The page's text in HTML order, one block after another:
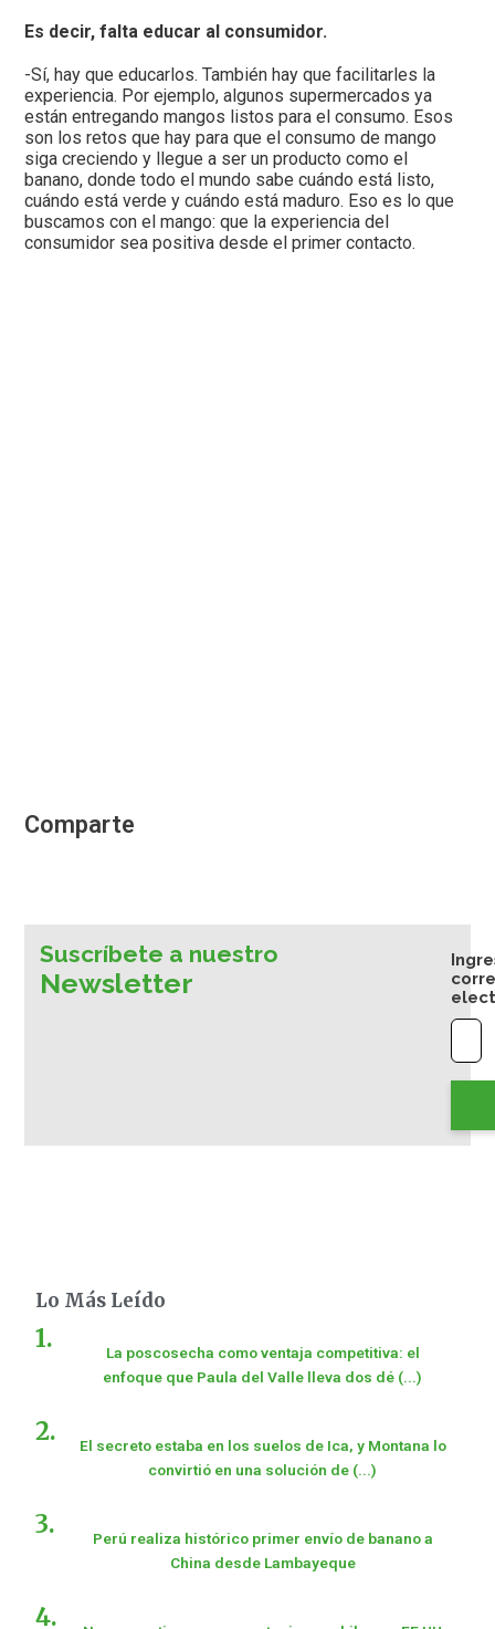
Comparte
Es decir, falta educar al consumidor.
-Sí, hay que educarlos. También hay que facilitarles la
experiencia. Por ejemplo, algunos supermercados ya
están entregando mangos listos para el consumo. Esos
son los retos que hay para que el consumo de mango
siga creciendo y llegue a ser un producto como el
banano, donde todo el mundo sabe cuándo está listo,
cuándo está verde y cuándo está maduro. Eso es lo que
buscamos con el mango: que la experiencia del
consumidor sea positiva desde el primer contacto.
Suscríbete a nuestro
Newsletter
Lo Más Leído
La poscosecha como ventaja competitiva: el
enfoque que Paula del Valle lleva dos dé (...)
El secreto estaba en los suelos de Ica, y Montana lo
convirtió en una solución de (...)
Perú realiza histórico primer envío de banano a
China desde Lambayeque